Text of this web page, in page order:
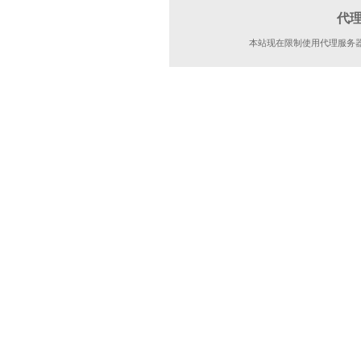
代
本站现在限制使用代理服务